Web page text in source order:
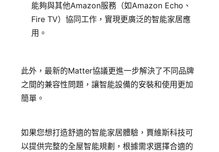
能夠與其他Amazon服務（如Amazon Echo、
Fire TV）協同工作，實現更廣泛的智能家居應
用。
此外，最新的Matter協議更進一步解決了不同品牌
之間的兼容性問題，讓智能設備的安裝和使用更加
簡單。
如果您想打造舒適的智能家居體驗，賈維斯科技可
以提供完整的全屋智能規劃，根據需求選擇合適的